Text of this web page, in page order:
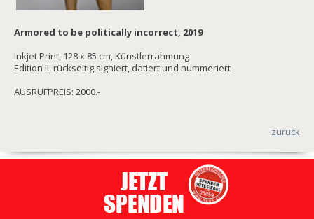
Armored to be politically incorrect, 2019
Inkjet Print, 128 x 85 cm, Künstlerrahmung
Edition II, rückseitig signiert, datiert und nummeriert
AUSRUFPREIS: 2000.-
zurück